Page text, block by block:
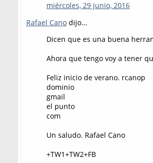
miércoles, 29 junio, 2016
Rafael Cano dijo...
Dicen que es una buena
Ahora que tengo voy a tener
Feliz inicio de verano. rcanop
dominio
gmail
el punto
com
Un saludo. Rafael Cano
+TW1+TW2+FB